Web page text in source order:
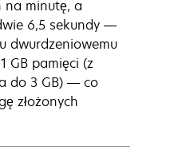
minutę, a
6,5 sekundy —
dwurdzeniowemu
GB pamięci (z
do 3 GB) — co
złożonych